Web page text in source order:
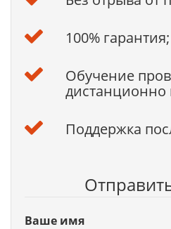
100% гарантия;
Обучение
дистанционно
Поддержка
Ваше имя